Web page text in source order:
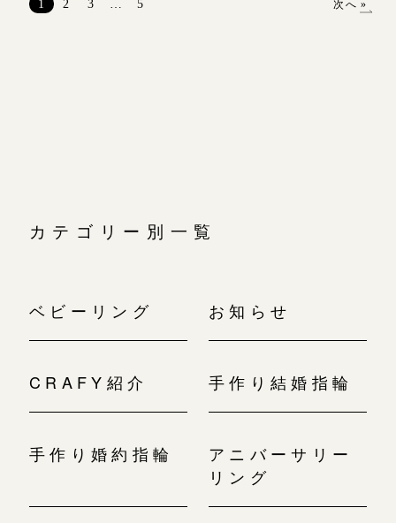
ナ
1 2 3 5 次へ »
カテゴリー別一覧
ベビーリング お知らせ
CRAFY紹介 手作り結婚指輪
手作り婚約指輪
アニバーサリー
リング